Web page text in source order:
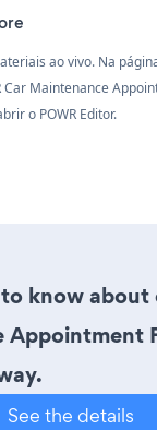
ao vivo. Na
Car Maintenance
o POWR Editor.
know about
Appointment
See the details